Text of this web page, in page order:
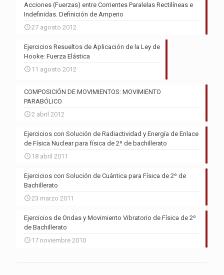
Acciones (Fuerzas) entre Corrientes Paralelas Rectilíneas e
Indefinidas. Definición de Amperio
27 agosto 2012
Ejercicios Resueltos de Aplicación de la Ley de
Hooke: Fuerza Elástica
11 agosto 2012
COMPOSICIÓN DE MOVIMIENTOS: MOVIMIENTO
PARABÓLICO
2 abril 2012
Ejercicios con Solución de Radiactividad y Energía de Enlace
de Física Nuclear para física de 2º de bachillerato
18 abril 2011
Ejercicios con Solución de Cuántica para Física de 2º de
Bachillerato
23 marzo 2011
Ejercicios de Ondas y Movimiento Vibratorio de Física de 2º
de Bachillerato
17 noviembre 2010